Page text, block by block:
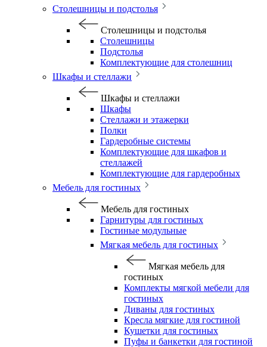
Столешницы и подстолья
Столешницы и подстолья
Столешницы
Подстолья
Комплектующие для столешниц
Шкафы и стеллажи
Шкафы и стеллажи
Шкафы
Стеллажи и этажерки
Полки
Гардеробные системы
Комплектующие для шкафов и
стеллажей
Комплектующие для гардеробных
Мебель для гостиных
Мебель для гостиных
Гарнитуры для гостиных
Гостиные модульные
Мягкая мебель для гостиных
Мягкая мебель для
гостиных
Комплекты мягкой мебели для
гостиных
Диваны для гостиных
Кресла мягкие для гостиной
Кушетки для гостиных
Пуфы и банкетки для гостиной